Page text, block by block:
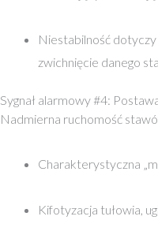
Niestabilność
zwichnięcie danego
Sygnał alarmowy #4:
Nadmierna ruchomość
Charakterystyczna
Kifotyzacja tułowia,